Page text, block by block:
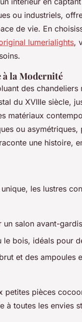
ou industriels,
de vie. En
lumerialights,
la Modernité
des
du XVIIIe siècle,
matériaux
ou
une histoire,
les lustres
un salon avant-
bois, idéals pour
et des ampoules
petites pièces
à toutes les envies